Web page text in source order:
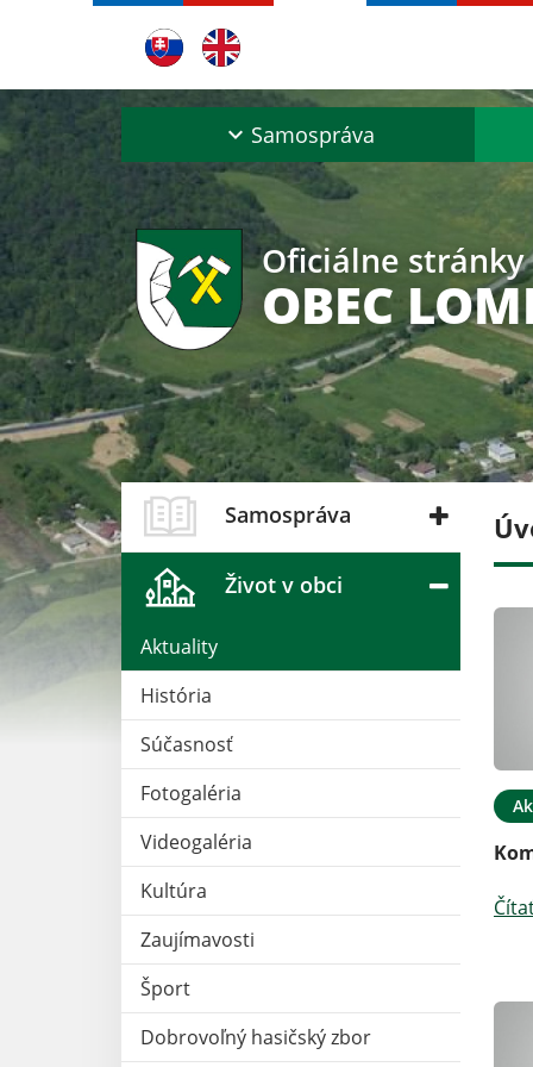
Samospráva
Oficiálne stránky
OBEC
Samospráva
Život v obci
Aktuality
História
Súčasnosť
Fotogaléria
Videogaléria
Kultúra
Zaujímavosti
Šport
Dobrovoľný hasičský zbor
01. JÚL 2026 Aktuality
Pozvánka na festival do
Mikovej
Čítať ďalej